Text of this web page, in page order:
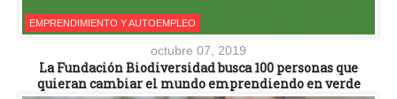
EMPRENDIMIENTO Y AUTOEMPLEO
octubre 07, 2019
La Fundación Biodiversidad busca 100 personas que
quieran cambiar el mundo emprendiendo en verde